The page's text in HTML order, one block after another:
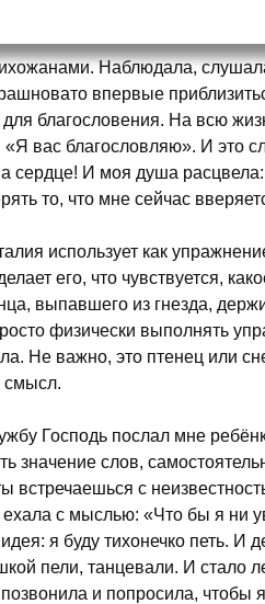
Наблюдала,
впервые
благословения. На всю
«Я вас благословляю». И это
сердце! И моя душа
то, что мне сейчас
использует как
его, что чувствуется,
выпавшего из гнезда,
физически выполнять
Не важно, это птенец или
смысл.
Господь послал мне
значение слов,
встречаешься с
ехала с мыслью: «Что бы я ни
я буду тихонечко петь. И
пели, танцевали. И стало
и попросила, чтобы